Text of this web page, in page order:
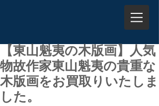
【東山魁夷の木版画】人気
物故作家東山魁夷の貴重な
木版画をお買取りいたしま
した。